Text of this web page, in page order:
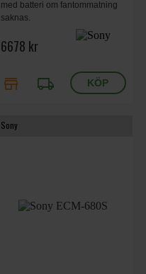
med batteri om fantommatning
saknas.
6678 kr
store local_shipping
Sony